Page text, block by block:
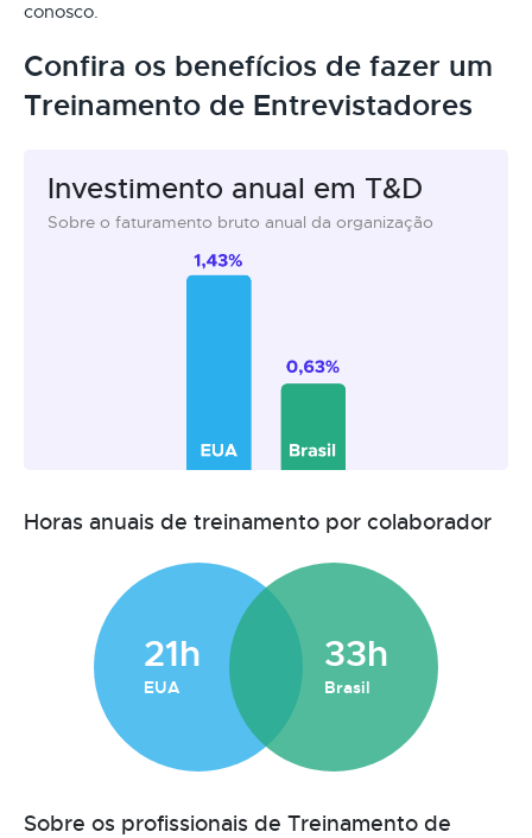
conosco.
Confira os benefícios de fazer um
Treinamento de Entrevistadores
Investimento anual em T&D
Sobre o faturamento bruto anual da organização
Horas anuais de treinamento por colaborador
21h
EUA
33h
Brasil
Sobre os profissionais de Treinamento de